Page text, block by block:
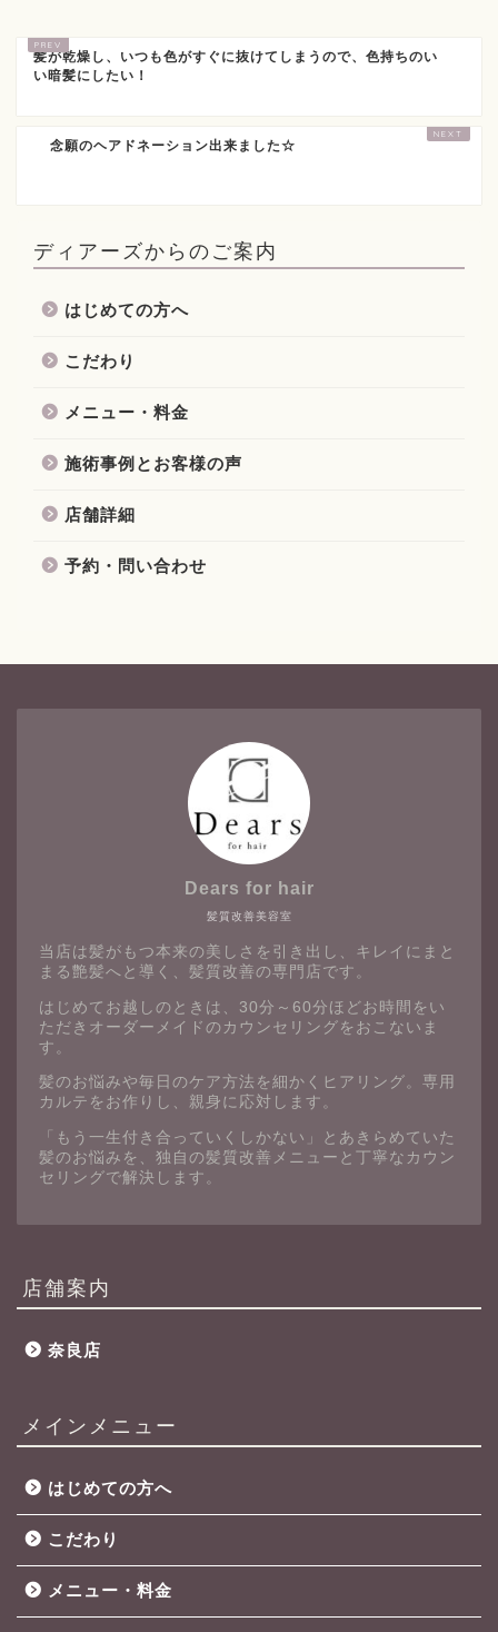
髪が乾燥し、いつも色がすぐに抜けてしまうので、色持ちのい
い暗髪にしたい！
念願のヘアドネーション出来ました☆
ディアーズからのご案内
はじめての方へ
こだわり
メニュー・料金
施術事例とお客様の声
店舗詳細
予約・問い合わせ
髪質改善美容室
Dears for hair
当店は髪がもつ本来の美しさを引き出し、キレイにまと
まる艶髪へと導く、髪質改善の専門店です。
はじめてお越しのときは、30分～60分ほどお時間をい
ただきオーダーメイドのカウンセリングをおこないま
す。
髪のお悩みや毎日のケア方法を細かくヒアリング。専用
カルテをお作りし、親身に応対します。
「もう一生付き合っていくしかない」とあきらめていた
髪のお悩みを、独自の髪質改善メニューと丁寧なカウン
セリングで解決します。
店舗案内
奈良店
メインメニュー
はじめての方へ
こだわり
メニュー・料金